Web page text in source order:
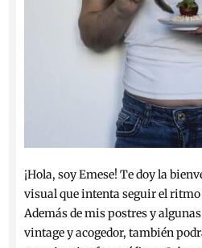
¡Hola, soy Emese! Te doy la
visual que intenta seguir el ritmo
Además de mis postres y
vintage y acogedor, también